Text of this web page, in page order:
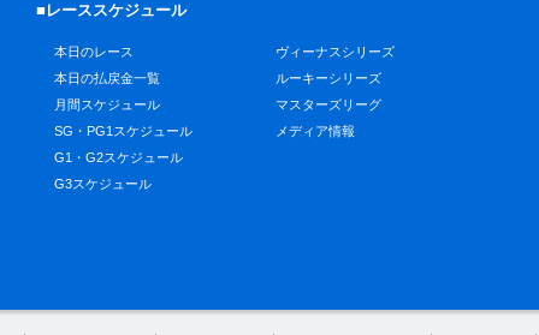
■レーススケジュール
本日のレース
本日の払戻金一覧
月間スケジュール
SG・PG1スケジュール
G1・G2スケジュール
G3スケジュール
ヴィーナスシリーズ
ルーキーシリーズ
マスターズリーグ
メディア情報